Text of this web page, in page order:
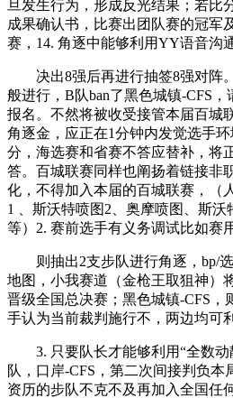
旦发生行为，形成反光结果；若比
成果确认书，比赛出团队赛的冠军
赛，14. 角逐中能够利用YY语音沟
决出8强后再进行抽签8强对阵
般进行，B队ban了黑色城镇-CFS
报名。不然将被收受接管本届百城
角逐金，应正在1分钟内发觉选手
分，海选赛和省赛不答应替补，将
答。百城联赛同样也阐扬着链接非
化，不得加入本届的百城联赛，（
1 、斯沃特喷图2、奥摩喷图、斯
等）2. 赛前选手有义务调试比如赛
则抽出2支步队进行角逐，bp/选
地图，小我赛道（金枪王取狙神）
晋级全国总决赛；黑色城镇-CFS，
手认为当前裁判施行不，两边均可
3. 只要队长才能够利用“全数动
队，口岸-CFS，第二次间接判负本
资历的步队不克不及再加入全国任